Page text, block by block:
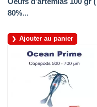
80%...
Ajouter au panier